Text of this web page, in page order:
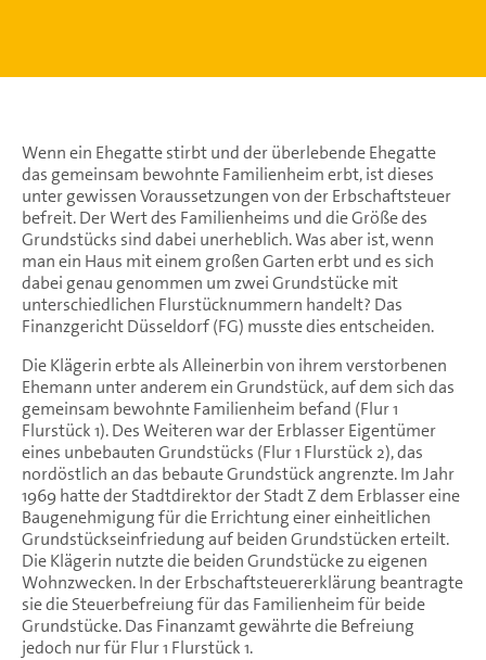
Wenn ein Ehegatte stirbt und der überlebende Ehegatte
das gemeinsam bewohnte Familienheim erbt, ist dieses
unter gewissen Voraussetzungen von der Erbschaftsteuer
befreit. Der Wert des Familienheims und die Größe des
Grundstücks sind dabei unerheblich. Was aber ist, wenn
man ein Haus mit einem großen Garten erbt und es sich
dabei genau genommen um zwei Grundstücke mit
unterschiedlichen Flurstücknummern handelt? Das
Finanzgericht Düsseldorf (FG) musste dies entscheiden.
Die Klägerin erbte als Alleinerbin von ihrem verstorbenen
Ehemann unter anderem ein Grundstück, auf dem sich das
gemeinsam bewohnte Familienheim befand (Flur 1
Flurstück 1). Des Weiteren war der Erblasser Eigentümer
eines unbebauten Grundstücks (Flur 1 Flurstück 2), das
nordöstlich an das bebaute Grundstück angrenzte. Im Jahr
1969 hatte der Stadtdirektor der Stadt Z dem Erblasser eine
Baugenehmigung für die Errichtung einer einheitlichen
Grundstückseinfriedung auf beiden Grundstücken erteilt.
Die Klägerin nutzte die beiden Grundstücke zu eigenen
Wohnzwecken. In der Erbschaftsteuererklärung beantragte
sie die Steuerbefreiung für das Familienheim für beide
Grundstücke. Das Finanzamt gewährte die Befreiung
jedoch nur für Flur 1 Flurstück 1.